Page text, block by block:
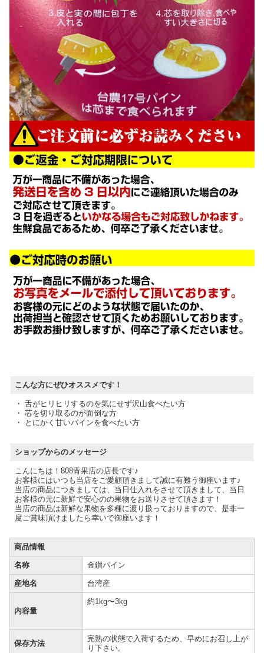
こんな方にぜひオススメです！
・ 舌がヒリヒリするのを気にせず沢山食べたい方
・ 芯を切り取るのが面倒な方
・ とにかく甘いパインを食べたい方
ショップからのメッセージ
こんにちは！808青果店の店長です♪
お客様にはいつも当店をご愛顧頂きまして誠に有難う御座います♪
当店の商品につきましては、当日仕入れをさせて頂きまして、当日
お客様の元に新鮮で安心のの果物をお送りさせて頂きます！
当店の商品は新鮮な果物を多種に渡り扱っておりますので、是非一
度ご賞味頂けましたら幸いで御座います！
商品情報
名称 金鑚パイン
産地名 台湾産
内容量
約1kg〜3kg
保存方法
完熟の状態で入荷するため、早めにお召し上が
り下さい。